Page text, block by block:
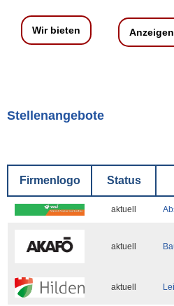
Wir bieten
Stellenangebote
Firmenlogo Status
aktuell
aktuell
aktuell